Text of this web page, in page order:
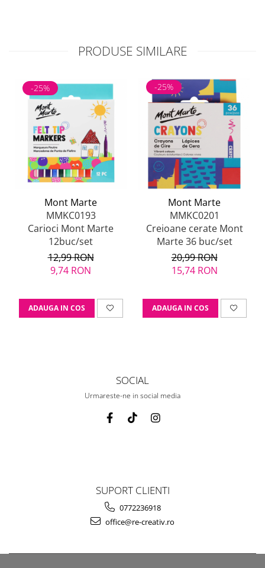
PRODUSE SIMILARE
-25%
Mont Marte
MMKC0193
Carioci Mont Marte
12buc/set
12,99 RON
9,74 RON
ADAUGA IN COS
-25%
Mont Marte
MMKC0201
Creioane cerate Mont
Marte 36 buc/set
20,99 RON
15,74 RON
ADAUGA IN COS
SOCIAL
Urmareste-ne in social media
SUPORT CLIENTI
0772236918
office@re-creativ.ro